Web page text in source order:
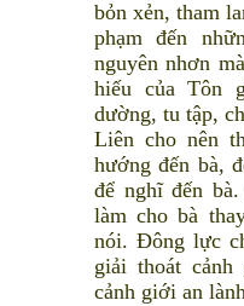
bỏn xẻn, tham
phạm đến
nguyên nhơn
hiếu của Tôn
dường, tu tập,
Liên cho nên
hướng đến bà,
để nghĩ đến
làm cho bà
nói. Đông lực
giải thoát
cảnh giới an